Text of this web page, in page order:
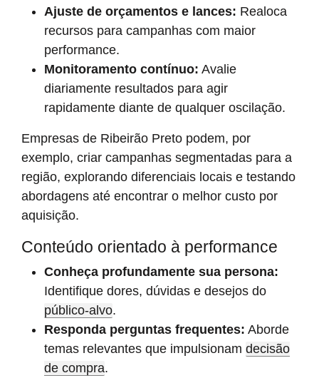
Ajuste de orçamentos e lances: Realoca
recursos para campanhas com maior
performance.
Monitoramento contínuo: Avalie
diariamente resultados para agir
rapidamente diante de qualquer oscilação.
Empresas de Ribeirão Preto podem, por
exemplo, criar campanhas segmentadas para a
região, explorando diferenciais locais e testando
abordagens até encontrar o melhor custo por
aquisição.
Conteúdo orientado à performance
Conheça profundamente sua persona:
Identifique dores, dúvidas e desejos do
público-alvo.
Responda perguntas frequentes: Aborde
temas relevantes que impulsionam decisão
de compra.